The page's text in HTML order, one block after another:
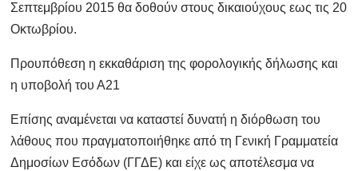
Σεπτεμβρίου 2015 θα δοθούν στους δικαιούχους εως τις 20
Οκτωβρίου.
Προυπόθεση η εκκαθάριση της φορολογικής δήλωσης και
η υποβολή του Α21
Επίσης αναμένεται να καταστεί δυνατή η διόρθωση του
λάθους που πραγματοποιήθηκε από τη Γενική Γραμματεία
Δημοσίων Εσόδων (ΓΓΔΕ) και είχε ως αποτέλεσμα να